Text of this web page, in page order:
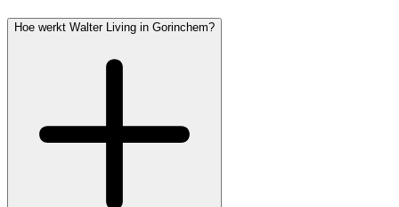
Hoe werkt Walter Living in Gorinchem?